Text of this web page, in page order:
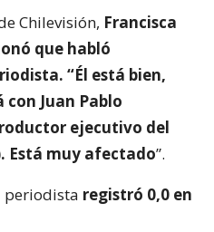
Chilevisión, Francisca
que habló
“Él está bien,
Juan Pablo
ejecutivo del
Está muy afectado”.
periodista registró 0,0 en